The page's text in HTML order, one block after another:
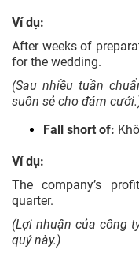
Ví dụ:
After weeks of
for the wedding.
(Sau nhiều tuần
suôn sẻ cho đám
Fall short of:
Ví dụ:
The company’s
quarter.
(Lợi nhuận của công
quý này.)